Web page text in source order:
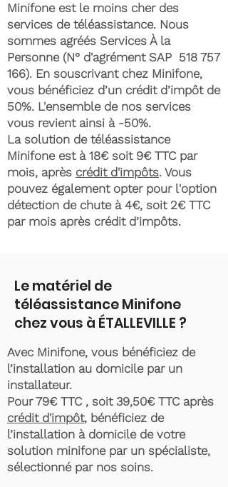
Minifone est le moins cher des
services de téléassistance. Nous
sommes agréés Services À la
Personne (N° d'agrément SAP 518 757
166). En souscrivant chez Minifone,
vous bénéficiez d’un crédit d’impôt de
50%. L'ensemble de nos services
vous revient ainsi à -50%.
La solution de téléassistance
Minifone est à 18€ soit 9€ TTC par
mois, après crédit d'impôts. Vous
pouvez également opter pour l'option
détection de chute à 4€, soit 2€ TTC
par mois après crédit d’impôts.
Le matériel de
téléassistance Minifone
chez vous à ÉTALLEVILLE ?
Avec Minifone, vous bénéficiez de
l’installation au domicile par un
installateur.
Pour 79€ TTC , soit 39,50€ TTC après
crédit d'impôt, bénéficiez de
l’installation à domicile de votre
solution minifone par un spécialiste,
sélectionné par nos soins.